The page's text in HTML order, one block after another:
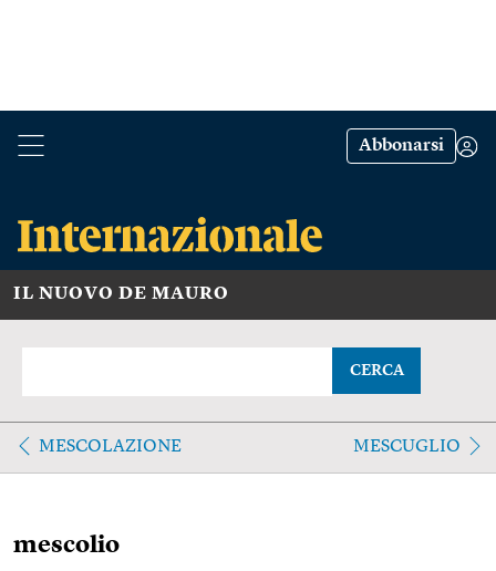
Abbonarsi
IL NUOVO DE MAURO
CERCA
MESCOLAZIONE MESCUGLIO
mescolio